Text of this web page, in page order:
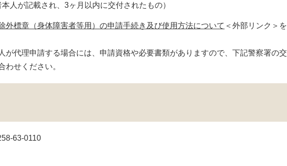
人が記載され、3ヶ月以内に交付されたもの）
外標章（身体障害者等用）の申請手続き及び使用方法について ＜外部リンク＞ を
が代理申請する場合には、申請資格や必要書類がありますので、下記警察署の交
わせください。
63-0110